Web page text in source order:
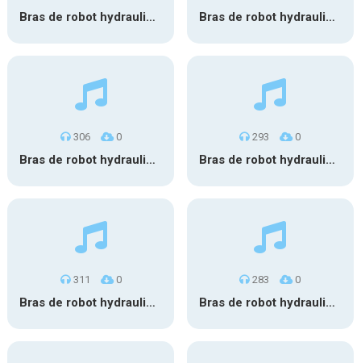
Bras de robot hydraulique 15 Bras de robot hydraulique 14
306 0
Bras de robot hydraulique 12
293 0
Bras de robot hydraulique 9
311 0
Bras de robot hydraulique 10
283 0
Bras de robot hydraulique 8